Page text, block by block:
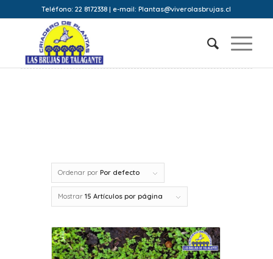
Teléfono: 22 8172338 | e-mail: Plantas@viverolasbrujas.cl
Ordenar por Por defecto
Mostrar 15 Artículos por página